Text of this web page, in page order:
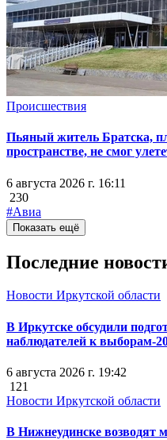
Происшествия
Пьяный житель Братска,
пространстве, не смог
6 августа 2026 г. 16:11
230
#Авиа
Показать ещё
Последние
Новости Иркутской области
В Иркутске обсудили
наблюдателей к выборам-
6 августа 2026 г. 19:42
121
Новости Иркутской области
В Нижнеудинске возводят